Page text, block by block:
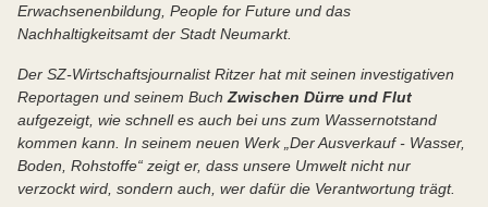
Erwachsenenbildung, People for Future und das
Nachhaltigkeitsamt der Stadt Neumarkt.
Der SZ-Wirtschaftsjournalist Ritzer hat mit seinen investigativen
Reportagen und seinem Buch Zwischen Dürre und Flut
aufgezeigt, wie schnell es auch bei uns zum Wassernotstand
kommen kann. In seinem neuen Werk „Der Ausverkauf - Wasser,
Boden, Rohstoffe“ zeigt er, dass unsere Umwelt nicht nur
verzockt wird, sondern auch, wer dafür die Verantwortung trägt.